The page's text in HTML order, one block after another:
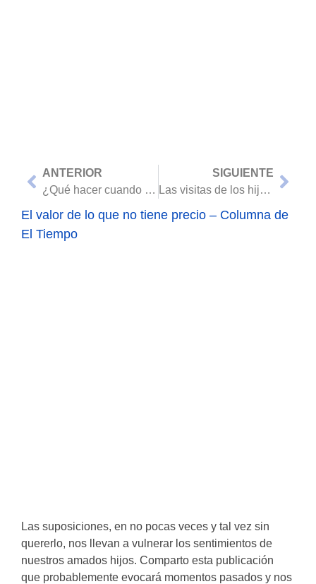
ANTERIOR
¿Qué hacer cuando se está inconforme con la Cuota Alimentaria?
SIGUIENTE
Las visitas de los hijos en tiempo de Covid-19
El valor de lo que no tiene precio – Columna de
El Tiempo
Las suposiciones, en no pocas veces y tal vez sin
quererlo, nos llevan a vulnerar los sentimientos de
nuestros amados hijos. Comparto esta publicación
que probablemente evocará momentos pasados y nos